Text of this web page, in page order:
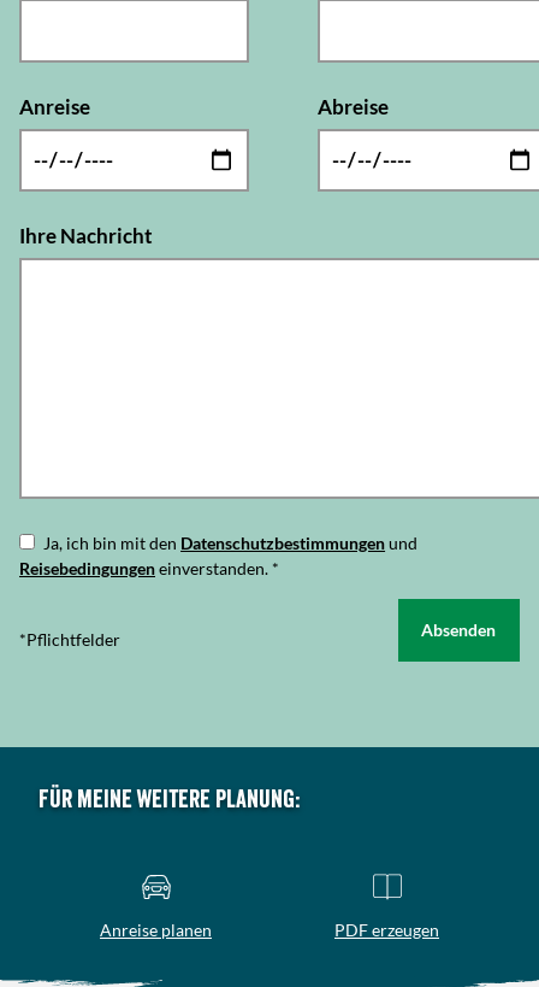
Anreise Abreise
Ihre Nachricht
Ja, ich bin mit den Datenschutzbestimmungenund
Reisebedingungeneinverstanden. *
*Pflichtfelder Absenden
Für meine weitere Planung:
Anreise planen PDF erzeugen